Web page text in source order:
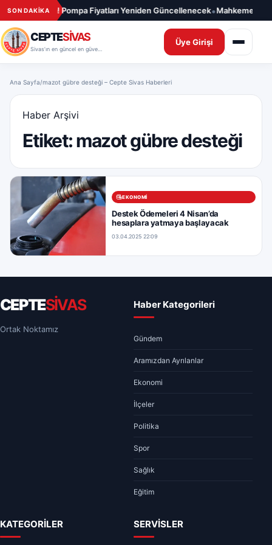
İçeriğe geç
SON DAKİKA
Artış Kapıda! Pompa Fiyatları Yeniden Güncellenecek•Mahkemeden
CEPTESİVAS Üye Girişi
Ana Sayfa/mazot gübre desteği – Cepte Sivas Haberleri
Haber Arşivi
Etiket:mazot gübre desteği
EKONOMI
Destek Ödemeleri 4 Nisan’da
hesaplara yatmaya başlayacak
03.04.2025 22:09
CEPTESİVAS
Ortak Noktamız
Haber Kategorileri
Gündem
Aramızdan Ayrılanlar
Ekonomi
İlçeler
Politika
Spor
Sağlık
Eğitim
KATEGORİLER SERVİSLER